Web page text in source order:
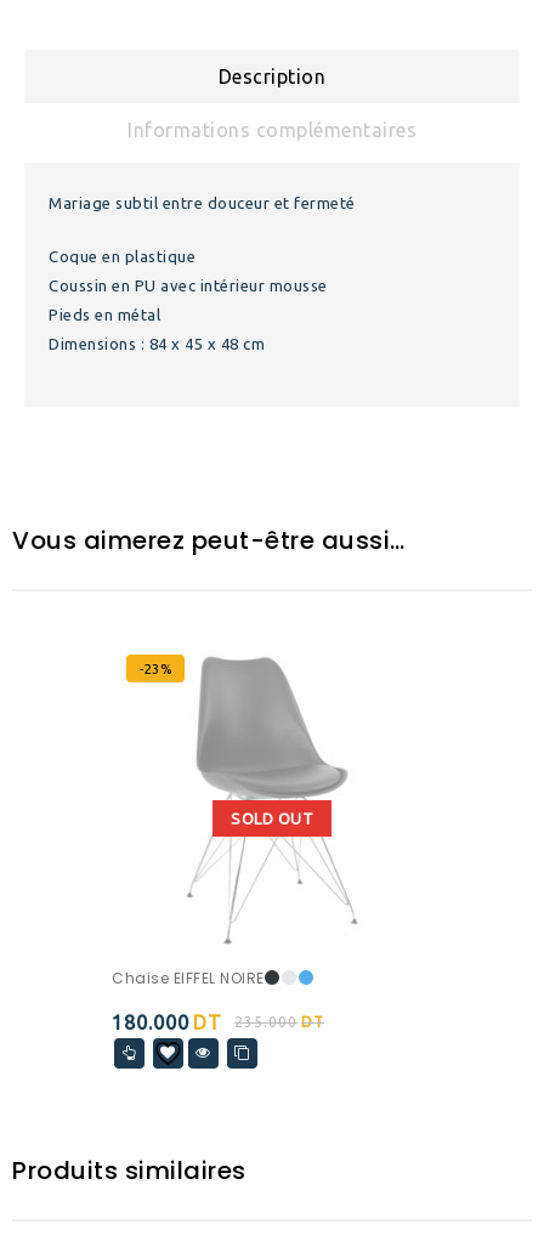
Description
Informations complémentaires
Mariage subtil entre douceur et fermeté
Coque en plastique
Coussin en PU avec intérieur mousse
Pieds en métal
Dimensions : 84 x 45 x 48 cm
Vous aimerez peut-être aussi…
SOLD OUT
-23%
Chaise EIFFEL NOIRE
235.000 DT
180.000 DT
Produits similaires